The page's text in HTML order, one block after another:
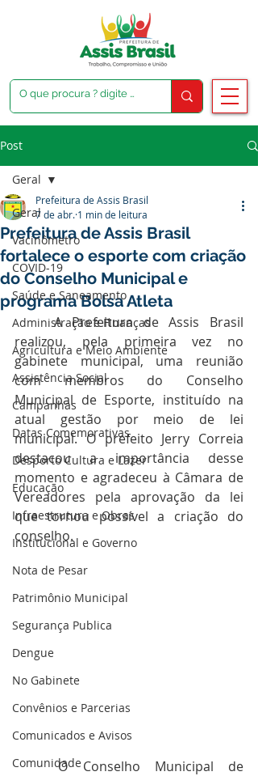
Post
Geral
Vacinômetro
COVID-19
Saúde e Saneamento
Administração e Finanças
Agricultura e Meio Ambiente
Assistência Social
Campanhas
Datas Comemorativas
Desporto Cultura e Lazer
Educação
Infraestrutura e Obras
Institucional e Governo
Nota de Pesar
Patrimônio Municipal
Segurança Publica
Dengue
No Gabinete
Convênios e Parcerias
Comunicados e Avisos
Comunidade
Geral
Prefeitura de Assis Brasil
fortalece o esporte com criação
do Conselho Municipal e
programa Bolsa Atleta
Prefeitura de Assis Brasil
7 de abr. 1 min de leitura
	A Prefeitura de Assis Brasil
realizou, pela primeira vez no
gabinete municipal, uma reunião
com membros do Conselho
Municipal de Esporte, instituído na
atual gestão por meio de lei
municipal. O prefeito Jerry Correia
destacou a importância desse
momento e agradeceu à Câmara de
Vereadores pela aprovação da lei
que tornou possível a criação do
conselho.
	O Conselho Municipal de